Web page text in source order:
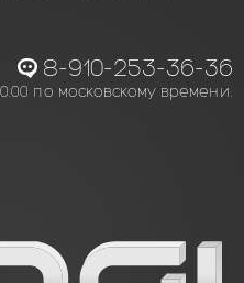
8-910-253-36-36
по московскому времени.